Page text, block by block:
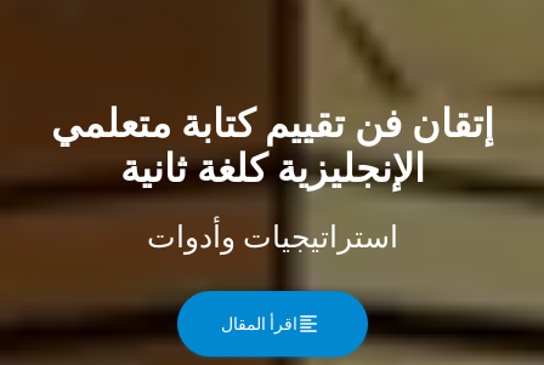
إتقان فن تقييم كتابة متعلمي
الإنجليزية كلغة ثانية
استراتيجيات وأدوات
اقرأ المقال